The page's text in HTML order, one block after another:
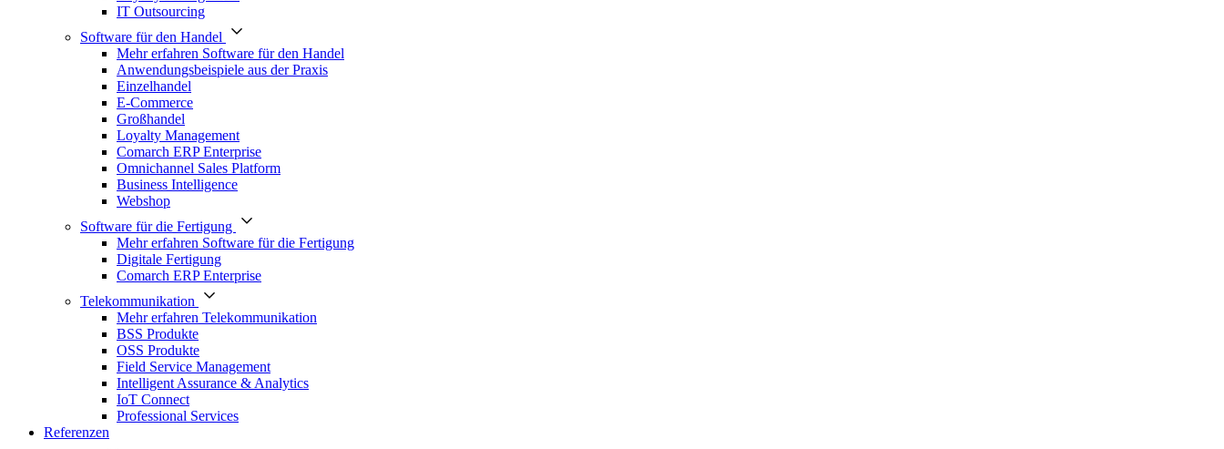
IT Outsourcing
Software für den Handel
Mehr erfahren Software für den Handel
Anwendungsbeispiele aus der Praxis
Einzelhandel
E-Commerce
Großhandel
Loyalty Management
Comarch ERP Enterprise
Omnichannel Sales Platform
Business Intelligence
Webshop
Software für die Fertigung
Mehr erfahren Software für die Fertigung
Digitale Fertigung
Comarch ERP Enterprise
Telekommunikation
Mehr erfahren Telekommunikation
BSS Produkte
OSS Produkte
Field Service Management
Intelligent Assurance & Analytics
IoT Connect
Professional Services
Referenzen